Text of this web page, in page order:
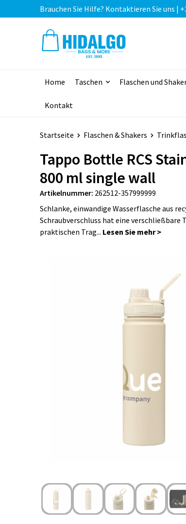
Brauchen Sie Hilfe? Kontaktieren Sie uns |
Home Taschen Flaschen und
Kontakt
Startseite Flaschen & Shakers
Tappo Bottle RCS
800 ml single wall
Artikelnummer: 262512-357999999
Schlanke, einwandige Wasserflasche aus
Schraubverschluss hat eine verschließbare
praktischen Trag...